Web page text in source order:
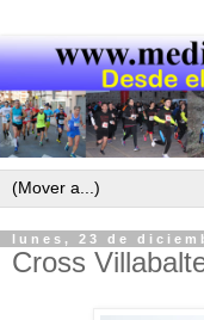
lunes, 23 de
Cross